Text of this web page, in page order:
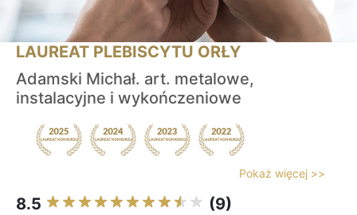
LAUREAT PLEBISCYTU ORŁY
Adamski Michał. art. metalowe,
instalacyjne i wykończeniowe
Pokaż więcej >>
8.5 (9)